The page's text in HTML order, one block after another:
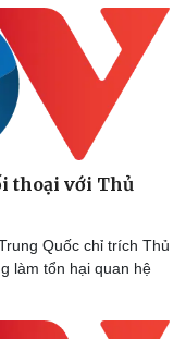
thoại với Thủ
Quốc chỉ trích Thủ
làm tổn hại quan hệ